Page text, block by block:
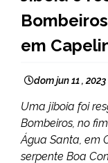
em
dom jun 11 , 2023
Uma jiboia foi
Bombeiros, no
Água Santa, em
serpente Boa